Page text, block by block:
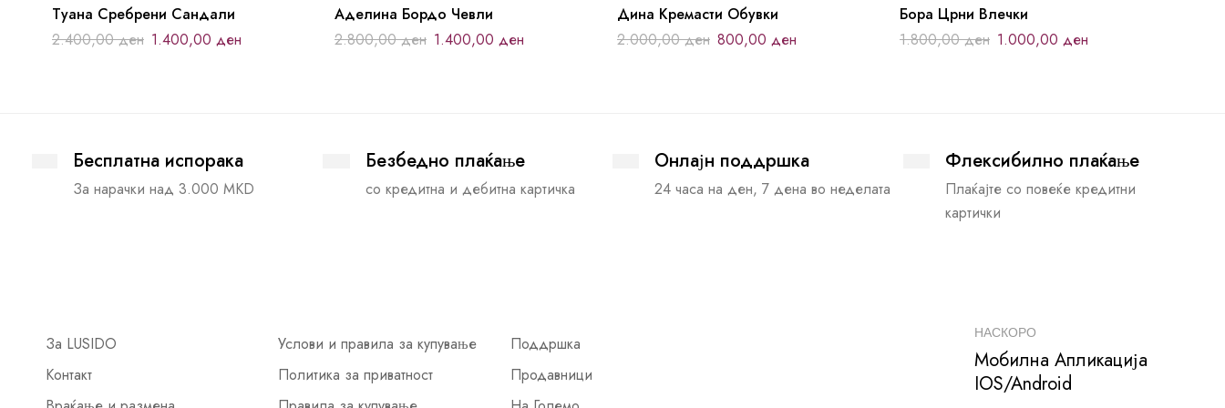
Туана Сребрени Сандали
2.400,00ден 1.400,00 ден
Аделина Бордо Чевли
2.800,00ден 1.400,00 ден
Дина Кремасти Обувки
2.000,00ден 800,00 ден
Бора Црни Влечки
1.800,00ден 1.000,00 ден
Бесплатна испорака
За нарачки над 3.000 MKD
Безбедно плаќање
со кредитна и дебитна картичка
Онлајн поддршка
24 часа на ден, 7 дена во неделата
Флексибилно плаќање
Плаќајте со повеќе кредитни
картички
За LUSIDO
Контакт
Услови и правила за купување
Политика за приватност
Поддршка
Продавници
НАСКОРО
Мобилна Апликација
IOS/Android